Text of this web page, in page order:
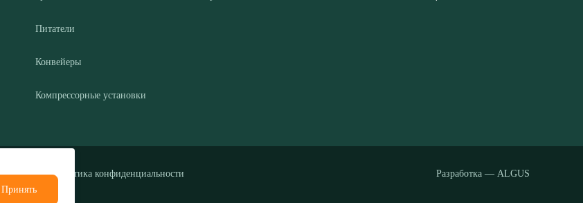
Питатели
Конвейеры
Компрессорные установки
Политика конфиденциальности Разработка — ALGUS
Принять